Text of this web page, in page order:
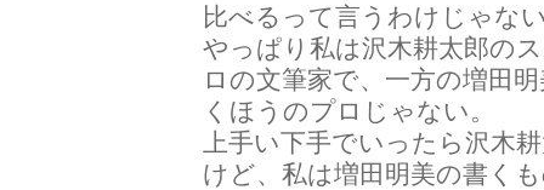
比べるって言うわけじゃな
やっぱり私は沢木耕太郎の
ロの文筆家で、一方の増田
くほうのプロじゃない。
上手い下手でいったら沢木
けど、私は増田明美の書く